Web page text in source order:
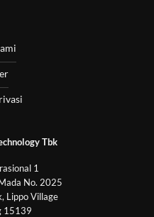
Tbk
1
No. 2025
Lippo Village
15139